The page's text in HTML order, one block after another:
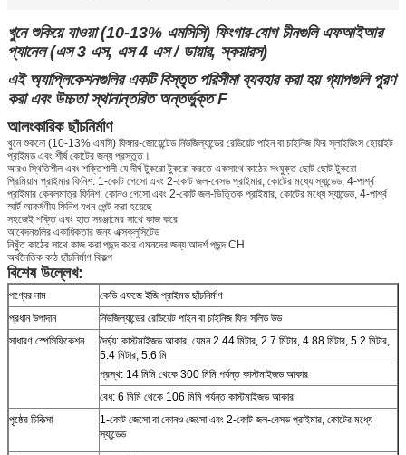
খুনে শুকিয়ে যাওয়া (10-13% এমসিসি) ফিংগার-যোগ চীনগুলি এফআইআর
প্যানেল (এস 3 এস, এস 4 এস / ডায়ার, স্কয়ারস)
এই অ্যাপ্লিকেশনগুলির একটি বিস্তৃত পরিসীমা ব্যবহার করা হয় গ্যাপগুলি পূরণ
করা এবং উচ্চতা স্থানান্তরিত অন্তর্ভুক্ত F
আলংকারিক ছাঁচনির্মাণ
খুনে শুকনো (10-13% এমসি) ফিঙ্গার-জোয়েন্টেড নিউজিল্যান্ডের রেডিয়েট পাইন বা চাইনিজ ফির স্লাইডিংস হোয়াইট
প্রাইমড এবং শীর্ষ কোটের জন্য প্রস্তুত।
আরও স্থিতিশীল এবং শক্তিশালী যে দীর্ঘ টুকরো টুকরো করতে একসাথে কাঠের সংযুক্ত ছোট ছোট টুকরো
প্রিমিয়াম প্রাইমার ফিনিশ: 1-কোট গেসো এবং 2-কোট জল-বেসড প্রাইমার, কোটের মধ্যে স্যান্ডেড, 4-পার্শ্ব
প্রাইমার কেবলমাত্র ফিনিশ: কোনও গেসো এবং 2-কোট জল-ভিত্তিক প্রাইমার, কোটের মধ্যে স্যান্ডেড, 4-পার্শ্ব
স্মার্ট আকর্ষণীয় ফিনিশ যখন পেন্ট করা হয়েছে
সহজেই শক্তি এবং হাত সরঞ্জামের সাথে কাজ করে
আবেদনগুলির একাধিকতার জন্য এক্সক্লুসিটেড
নিখুঁত কাঠের সাথে কাজ করা পছন্দ করে এমনদের জন্য আদর্শ পছন্দ CH
অর্থনৈতিক কাঠ ছাঁচনির্মাণ বিকল্প
বিশেষ উল্লেখ:
পণ্যের নাম
কেডি এফজে ইজি প্রাইমড ছাঁচনির্মাণ
প্রধান উপাদান
নিউজিল্যান্ডের রেডিয়েট পাইন বা চাইনিজ ফির সলিড উড
সাধারণ স্পেসিফিকেশন
দৈর্ঘ্য: কাস্টমাইজড আকার, যেমন 2.44 মিটার, 2.7 মিটার, 4.88 মিটার, 5.2 মিটার,
5.4 মিটার, 5.6 মি
প্রস্থ: 14 মিমি থেকে 300 মিমি পর্যন্ত কাস্টমাইজড আকার
বেধ: 6 মিমি থেকে 106 মিমি পর্যন্ত কাস্টমাইজড আকার
পৃষ্ঠের চিকিত্সা
1-কোট জেসো বা কোনও জেসো এবং 2-কোট জল-বেসড প্রাইমার, কোটের মধ্যে
স্যান্ডেড